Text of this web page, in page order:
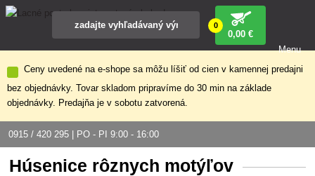
Ceny uvedené na e-shope sa môžu líšiť od cien v kamennej predajni
bez objednávky. Tovar skladom pripravíme do 30 min na základe
objednávky. Predajňa je v sobotu zatvorená.
0915 / 420 295 | PO - PI 9:00 - 16:00
0
0,00 €
Menu
Húsenice rôznych motýľov